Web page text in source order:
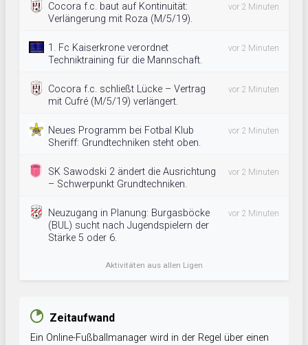
Cocora f.c. baut auf Kontinuität:
Verlängerung mit Roza (M/5/19).
vor 2 Minuten
1. Fc Kaiserkrone verordnet
Techniktraining für die Mannschaft.
vor 2 Minuten
Cocora f.c. schließt Lücke – Vertrag
mit Cufré (M/5/19) verlängert.
vor 2 Minuten
Neues Programm bei Fotbal Klub
Sheriff: Grundtechniken steht oben.
vor 2 Minuten
SK Sawodski 2 ändert die Ausrichtung
– Schwerpunkt Grundtechniken.
vor 2 Minuten
Neuzugang in Planung: Burgasböcke
(BUL) sucht nach Jugendspielern der
Stärke 5 oder 6.
vor 2 Minuten
Aktivitäten aus allen Ligen
Zeitaufwand
Ein Online-Fußballmanager wird in der Regel über einen